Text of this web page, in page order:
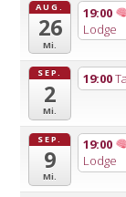
AUG.
26
Mi.
19:00
Lodge
SEP.
2
Mi.
19:00
SEP.
9
Mi.
19:00
Lodge